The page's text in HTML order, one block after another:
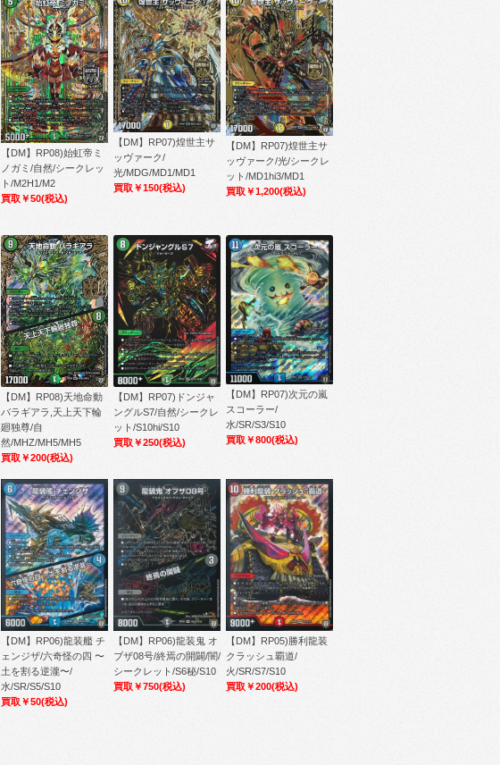
【DM】RP08)始虹帝ミ
ノガミ/自然/シークレッ
ト/M2H1/M2
買取￥50(税込)
【DM】RP07)煌世主サ
ッヴァーク/
光/MDG/MD1/MD1
買取￥150(税込)
【DM】RP07)煌世主サ
ッヴァーク/光/シークレ
ット/MD1hi3/MD1
買取￥1,200(税込)
【DM】RP08)天地命動
バラギアラ,天上天下輪
廻独尊/自
然/MHZ/MH5/MH5
買取￥200(税込)
【DM】RP07)ドンジャ
ングルS7/自然/シークレ
ット/S10hi/S10
買取￥250(税込)
【DM】RP07)次元の嵐
スコーラー/
水/SR/S3/S10
買取￥800(税込)
【DM】RP06)龍装艦 チ
ェンジザ/六奇怪の四 〜
土を割る逆瀧〜/
水/SR/S5/S10
買取￥50(税込)
【DM】RP06)龍装鬼 オ
ブザ08号/終焉の開闢/闇/
シークレット/S6秘/S10
買取￥750(税込)
【DM】RP05)勝利龍装
クラッシュ覇道/
火/SR/S7/S10
買取￥200(税込)